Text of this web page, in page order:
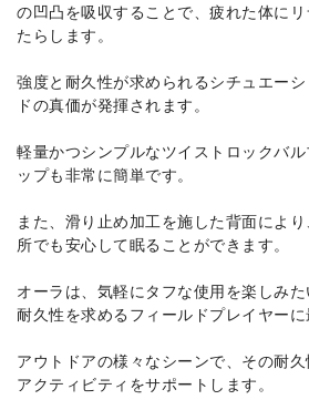
の凹凸を吸収することで、疲れた体に
たらします。
強度と耐久性が求められるシチュエー
ドの真価が発揮されます。
軽量かつシンプルなツイストロックバ
ップも非常に簡単です。
また、滑り止め加工を施した背面によ
所でも安心して眠ることができます。
オーラは、気軽にタフな使用を楽しみ
耐久性を求めるフィールドプレイヤーに
アウトドアの様々なシーンで、その耐
アクティビティをサポートします。